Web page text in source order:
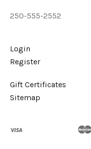
250-555-2552
Login
Register
Gift Certificates
Sitemap